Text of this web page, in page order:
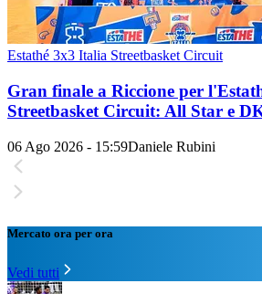
Estathé 3x3 Italia Streetbasket Circuit
Gran finale a Riccione per
Streetbasket Circuit: All Star e
06 Ago 2026 - 15:59Daniele Rubini
Mercato ora per ora
Vedi tutti